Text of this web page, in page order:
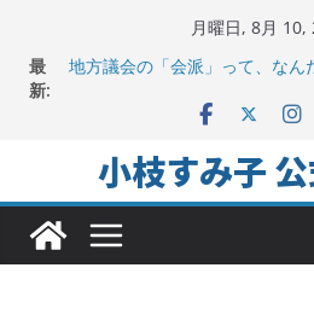
月曜日, 8月 10,
最
新:
地方議会の「会派」って、なん
ちよだの声ニュース No,9発信し
会」に参加
ヒートアイランド緩和のキーワ
小枝すみ子